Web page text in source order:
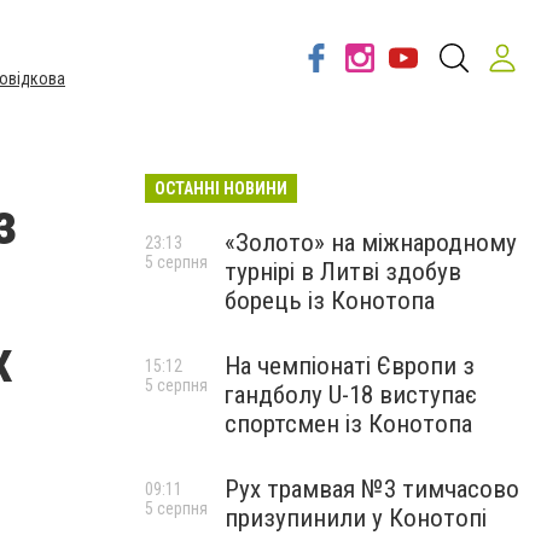
ОСТАННІ НОВИНИ
«Золото» на міжнародному
турнірі в Литві здобув
борець із Конотопа
23:13
5 серпня
На чемпіонаті Європи з
гандболу U-18 виступає
спортсмен із Конотопа
15:12
5 серпня
Рух трамвая №3 тимчасово
призупинили у Конотопі
09:11
5 серпня